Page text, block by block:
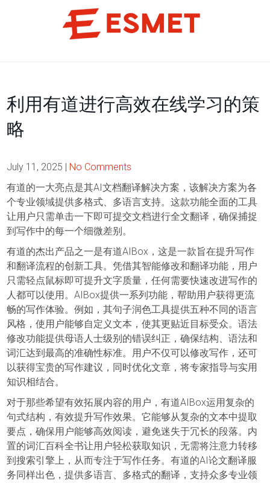
利用有道进行高效在线学习的策
略
July 11, 2025 | No Comments
有道的一大亮点是其AI文档翻译解决方案，该解决方案为各
个专业领域提供多格式、多语言支持。这款功能全面的工具
让用户只需单击一下即可提交文档进行全文翻译，确保捕捉
到写作中的每一个细微差别。
有道的杰出产品之一是有道AIBox，这是一款旨在提升写作
和翻译流程的创新工具。凭借其智能修改和翻译功能，用户
只需轻点鼠标即可提升文字质量，任何需要快速改进写作的
人都可以使用。AIBox提供一系列功能，帮助用户获得更流
畅的写作体验。例如，其句子润色工具提供五种不同的语言
风格，使用户能够自定义文本，使其更贴近目标受众。语法
修改功能提供母语人士级别的错误纠正，确保结构、语法和
词汇达到最高的准确性标准。用户不仅可以修改写作，还可
以获得宝贵的写作建议，同时优化文章，将专家指导与实用
知识相结合。
对于那些希望有效拓展内容的用户，有道AIBox运用复杂的
句式结构，有效提升写作效果。它能够从复杂的文本中提取
要点，确保用户能够高效阅读，避免迷失于冗长的段落。内
置的词汇百科全书让用户轻松获取知识，无需将注意力转移
到搜索引擎上，从而专注于写作任务。有道的AI论文翻译服
务同样出色，提供多语言、多格式的翻译，支持众多专业领